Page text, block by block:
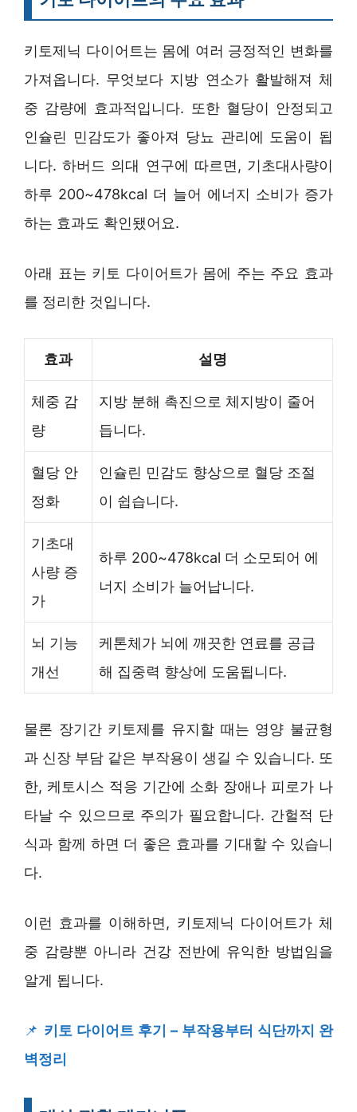
키토제닉 다이어트는 몸에 여러 긍정적인 변화를
가져옵니다. 무엇보다 지방 연소가 활발해져 체
중 감량에 효과적입니다. 또한 혈당이 안정되고
인슐린 민감도가 좋아져 당뇨 관리에 도움이 됩
니다. 하버드 의대 연구에 따르면, 기초대사량이
하루 200~478kcal 더 늘어 에너지 소비가 증가
하는 효과도 확인됐어요.
아래 표는 키토 다이어트가 몸에 주는 주요 효과
를 정리한 것입니다.
효과 설명
체중 감
량
지방 분해 촉진으로 체지방이 줄어
듭니다.
혈당 안
정화
인슐린 민감도 향상으로 혈당 조절
이 쉽습니다.
기초대
사량 증
가
하루 200~478kcal 더 소모되어 에
너지 소비가 늘어납니다.
뇌 기능
개선
케톤체가 뇌에 깨끗한 연료를 공급
해 집중력 향상에 도움됩니다.
물론 장기간 키토제를 유지할 때는 영양 불균형
과 신장 부담 같은 부작용이 생길 수 있습니다. 또
한, 케토시스 적응 기간에 소화 장애나 피로가 나
타날 수 있으므로 주의가 필요합니다. 간헐적 단
식과 함께 하면 더 좋은 효과를 기대할 수 있습니
다.
이런 효과를 이해하면, 키토제닉 다이어트가 체
중 감량뿐 아니라 건강 전반에 유익한 방법임을
알게 됩니다.
📌 키토 다이어트 후기 – 부작용부터 식단까지 완
벽정리